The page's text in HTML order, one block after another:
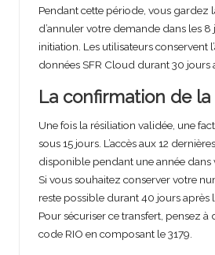
Pendant cette période, vous gardez
d’annuler votre demande dans les 8
initiation. Les utilisateurs conservent
données SFR Cloud durant 30 jours
La confirmation de
Une fois la résiliation validée, une
sous 15 jours. L’accès aux 12
disponible pendant une année dans
Si vous souhaitez conserver votre
reste possible durant 40 jours après
Pour sécuriser ce transfert, pensez
code RIO en composant le 3179.